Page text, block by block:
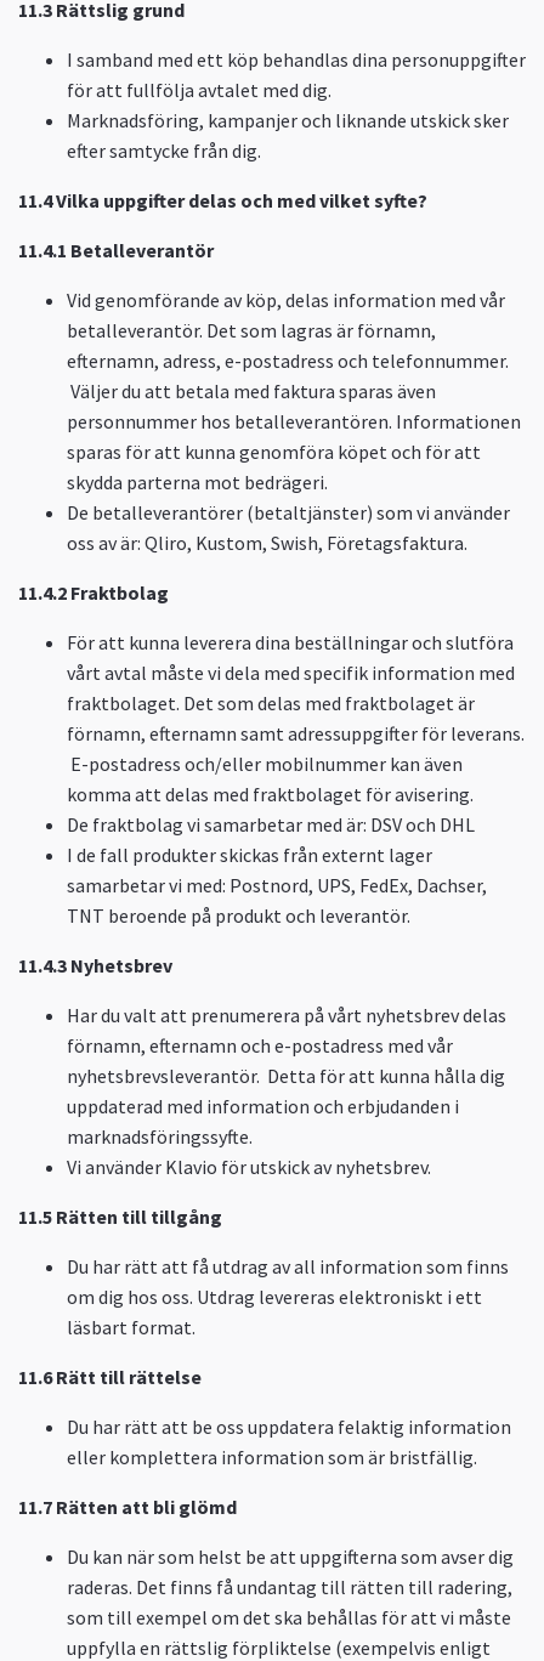
11.3 Rättslig grund
I samband med ett köp behandlas dina personuppgifter
för att fullfölja avtalet med dig.
Marknadsföring, kampanjer och liknande utskick sker
efter samtycke från dig.
11.4 Vilka uppgifter delas och med vilket syfte?
11.4.1 Betalleverantör
Vid genomförande av köp, delas information med vår
betalleverantör. Det som lagras är förnamn,
efternamn, adress, e-postadress och telefonnummer.
Väljer du att betala med faktura sparas även
personnummer hos betalleverantören. Informationen
sparas för att kunna genomföra köpet och för att
skydda parterna mot bedrägeri.
De betalleverantörer (betaltjänster) som vi använder
oss av är: Qliro, Kustom, Swish, Företagsfaktura.
11.4.2 Fraktbolag
För att kunna leverera dina beställningar och slutföra
vårt avtal måste vi dela med specifik information med
fraktbolaget. Det som delas med fraktbolaget är
förnamn, efternamn samt adressuppgifter för leverans.
E-postadress och/eller mobilnummer kan även
komma att delas med fraktbolaget för avisering.
De fraktbolag vi samarbetar med är: DSV och DHL
I de fall produkter skickas från externt lager
samarbetar vi med: Postnord, UPS, FedEx, Dachser,
TNT beroende på produkt och leverantör.
11.4.3 Nyhetsbrev
Har du valt att prenumerera på vårt nyhetsbrev delas
förnamn, efternamn och e-postadress med vår
nyhetsbrevsleverantör. Detta för att kunna hålla dig
uppdaterad med information och erbjudanden i
marknadsföringssyfte.
Vi använder Klavio för utskick av nyhetsbrev.
11.5 Rätten till tillgång
Du har rätt att få utdrag av all information som finns
om dig hos oss. Utdrag levereras elektroniskt i ett
läsbart format.
11.6 Rätt till rättelse
Du har rätt att be oss uppdatera felaktig information
eller komplettera information som är bristfällig.
11.7 Rätten att bli glömd
Du kan när som helst be att uppgifterna som avser dig
raderas. Det finns få undantag till rätten till radering,
som till exempel om det ska behållas för att vi måste
uppfylla en rättslig förpliktelse (exempelvis enligt